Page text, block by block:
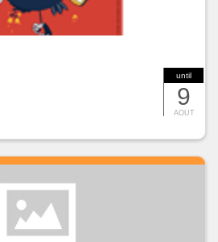
until
9
AOUT